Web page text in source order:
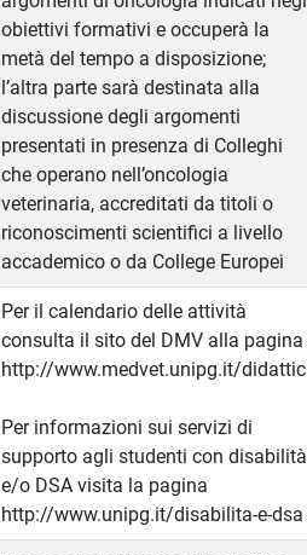
obiettivi formativi e occuperà la
metà del tempo a disposizione;
l’altra parte sarà destinata alla
discussione degli argomenti
presentati in presenza di Colleghi
che operano nell’oncologia
veterinaria, accreditati da titoli o
riconoscimenti scientifici a livello
accademico o da College Europei
Per il calendario delle attività
consulta il sito del DMV alla pagina
http://www.medvet.unipg.it/
Per informazioni sui servizi di
supporto agli studenti con disabilità
e/o DSA visita la pagina
http://www.unipg.it/disabilita-e-dsa